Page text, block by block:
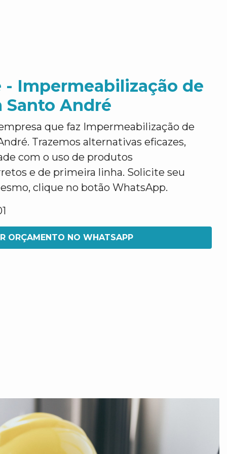
Impermeabilização de
Santo André
que faz Impermeabilização de
Trazemos alternativas eficazes,
com o uso de produtos
e de primeira linha. Solicite seu
clique no botão WhatsApp.
ORÇAMENTO NO WHATSAPP